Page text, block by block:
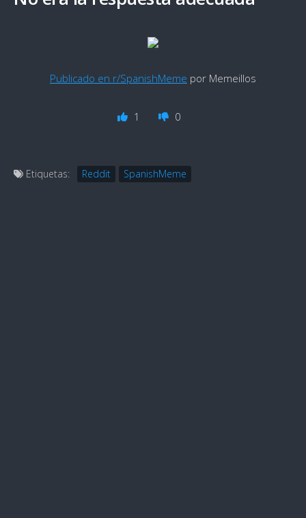
Publicado en r/SpanishMeme por Memeillos
1 0
Etiquetas: Reddit SpanishMeme